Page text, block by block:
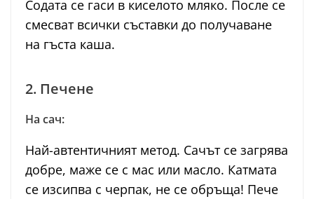
Содата се гаси в киселото мляко. После се
смесват всички съставки до получаване
на гъста каша.
2. Печене
На сач:
Най-автентичният метод. Сачът се загрява
добре, маже се с мас или масло. Катмата
се изсипва с черпак, не се обръща! Пече